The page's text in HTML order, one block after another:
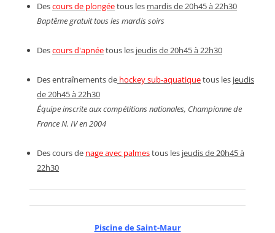
Descours de plongéetous les mardis de 20h45 à 22h30
Baptême gratuit tous les mardis soirs
Descours d'apnéetous les jeudis de 20h45 à 22h30
Des entraînements de hockey sub-aquatiquetous les jeudis
de 20h45 à 22h30
Équipe inscrite aux compétitions nationales, Championne de
France N. IV en 2004
Des cours de nage avec palmestous les jeudis de 20h45 à
22h30
Piscine de Saint-Maur